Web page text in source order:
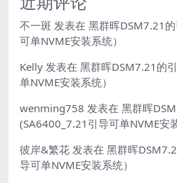
不一斑 发表在 黑群晖DSM7.21
可单NVME安装系统）
Kelly 发表在 黑群晖DSM7.21的
单NVME安装系统）
wenming758 发表在 黑群晖
(SA6400_7.21引导可单NVME安
彼岸&繁花 发表在 黑群晖
导可单NVME安装系统）